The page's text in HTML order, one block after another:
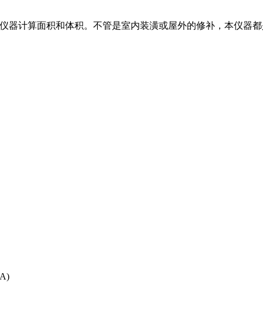
计算面积和体积。不管是室内装潢或屋外的修补，本仪器都